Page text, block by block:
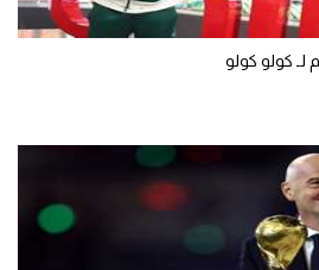
لـ كولو كولو